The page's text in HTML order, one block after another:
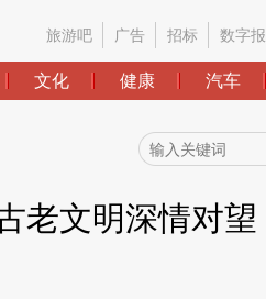
旅游吧 广告 招标 数字报
文化 健康 汽车
老文明深情对望